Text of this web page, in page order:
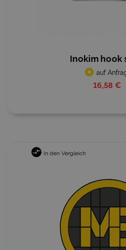
Inokim hook
auf
16,58 €
In den Vergleich